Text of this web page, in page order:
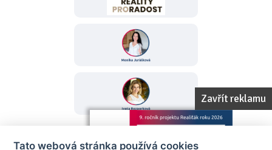
Zavřít reklamu
Tato webová stránka používá cookies